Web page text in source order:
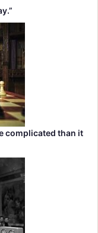
complicated than it